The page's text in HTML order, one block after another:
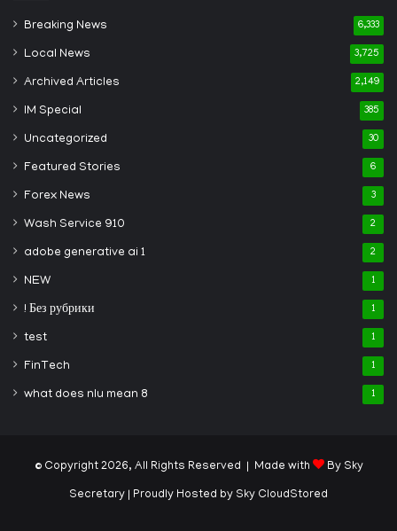
Breaking News 6,333
Local News 3,725
Archived Articles 2,149
IM Special 385
Uncategorized 30
Featured Stories 6
Forex News 3
Wash Service 910 2
adobe generative ai 1 2
NEW 1
! Без рубрики 1
test 1
FinTech 1
what does nlu mean 8 1
© Copyright 2026, All Rights Reserved | Made with By Sky
Secretary | Proudly Hosted by Sky CloudStored